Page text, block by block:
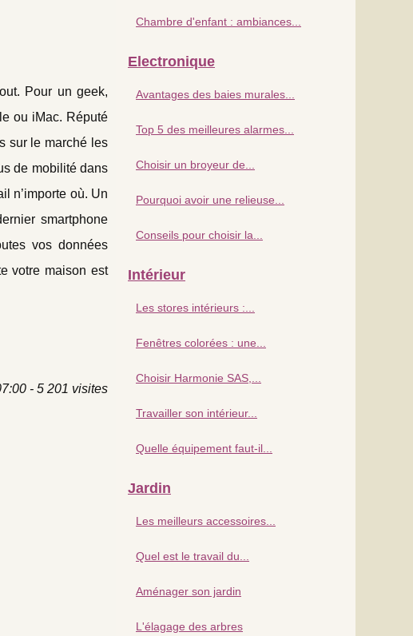
Pour un geek,
ou iMac. Réputé
sur le marché les
de mobilité dans
n’importe où. Un
smartphone
vos données
votre maison est
- 5 201 visites
Chambre d'enfant : ambiances...
Electronique
Avantages des baies murales...
Top 5 des meilleures alarmes...
Choisir un broyeur de...
Pourquoi avoir une relieuse...
Conseils pour choisir la...
Intérieur
Les stores intérieurs :...
Fenêtres colorées : une...
Choisir Harmonie SAS,...
Travailler son intérieur...
Quelle équipement faut-il...
Jardin
Les meilleurs accessoires...
Quel est le travail du...
Aménager son jardin
L'élagage des arbres